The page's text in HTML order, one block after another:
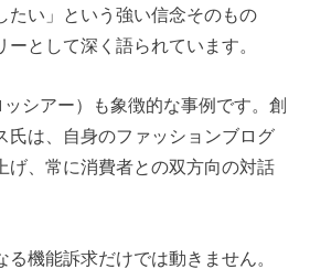
たい」という強い信念そのもの
として深く語られています。
シアー）も象徴的な事例です。創
氏は、自身のファッションブログ
げ、常に消費者との双方向の対話
機能訴求だけでは動きません。